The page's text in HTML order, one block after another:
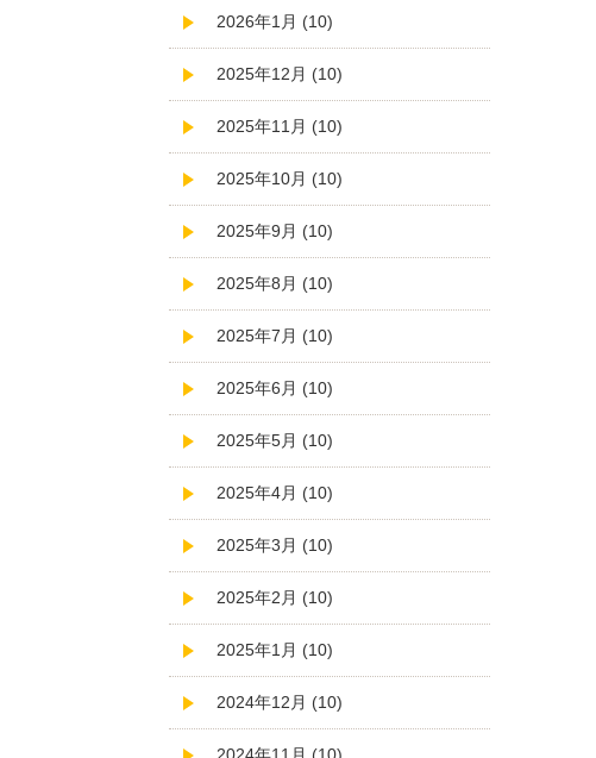
2026年1月 (10)
2025年12月 (10)
2025年11月 (10)
2025年10月 (10)
2025年9月 (10)
2025年8月 (10)
2025年7月 (10)
2025年6月 (10)
2025年5月 (10)
2025年4月 (10)
2025年3月 (10)
2025年2月 (10)
2025年1月 (10)
2024年12月 (10)